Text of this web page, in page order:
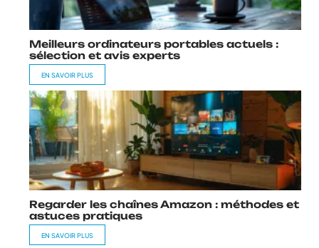
Meilleurs ordinateurs portables actuels :
sélection et avis experts
EN SAVOIR PLUS
Regarder les chaînes Amazon : méthodes et
astuces pratiques
EN SAVOIR PLUS